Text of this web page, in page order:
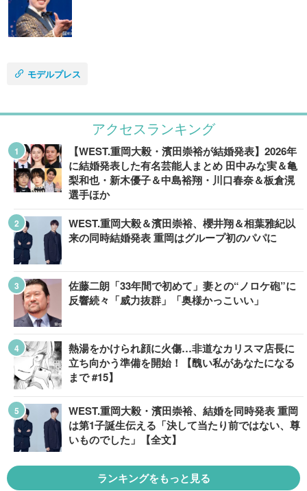
モデルプレス
アクセスランキング
【WEST.重岡大毅・濱田崇裕が結婚発表】2026年
に結婚発表した有名芸能人まとめ 田中みな実＆亀
梨和也・新木優子＆中島裕翔・川口春奈＆板倉滉
選手ほか
WEST.重岡大毅＆濱田崇裕、櫻井翔＆相葉雅紀以
来の同時結婚発表 重岡はグループ初のパパに
佐藤二朗「33年間で初めて」妻との“ノロケ砲”に
反響続々「威力抜群」「奥様かっこいい」
熱湯をかけられ顔に火傷…非道なカリスマ店長に
立ち向かう準備を開始！【醜い私があなたになる
まで #15】
WEST.重岡大毅・濱田崇裕、結婚を同時発表 重岡
は第1子誕生伝える「決して当たり前ではない、尊
いものでした」【全文】
ランキングをもっと見る